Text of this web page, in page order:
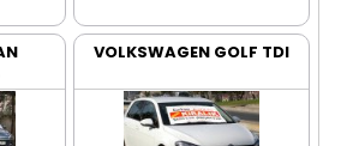
VOLKSWAGEN GOLF TDI